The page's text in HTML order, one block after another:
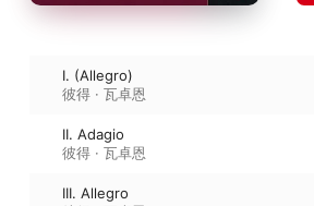
I. (Allegro)
彼得 · 瓦卓恩
II. Adagio
彼得 · 瓦卓恩
III. Allegro